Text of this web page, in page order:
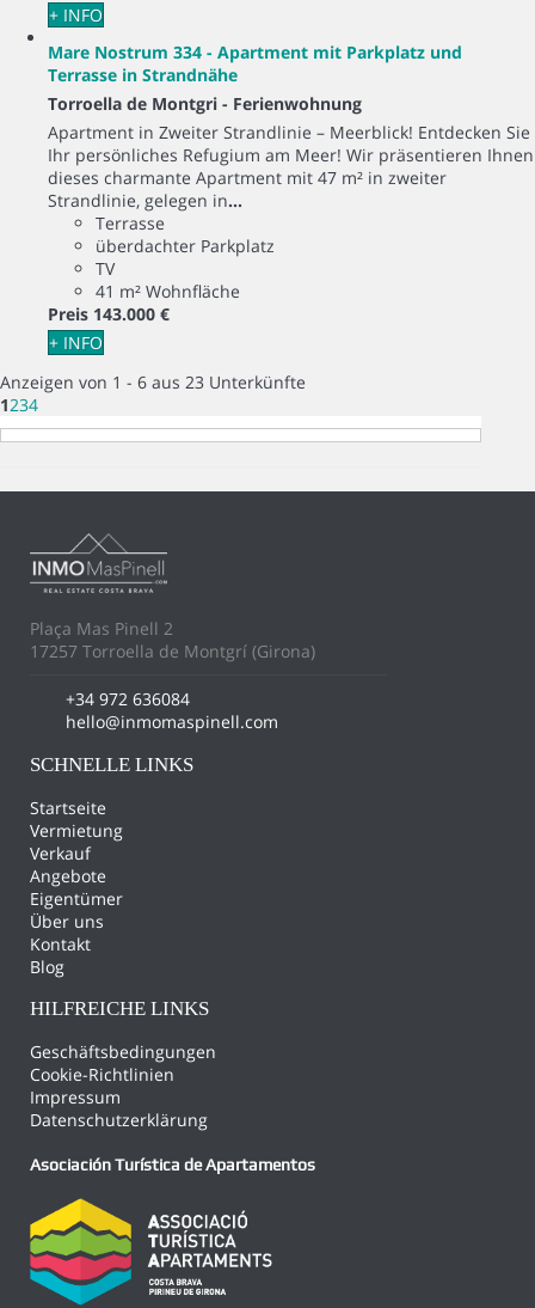
+ INFO
Mare Nostrum 334 - Apartment mit Parkplatz und
Terrasse in Strandnähe
Torroella de Montgri - Ferienwohnung
Apartment in Zweiter Strandlinie – Meerblick! Entdecken Sie
Ihr persönliches Refugium am Meer! Wir präsentieren Ihnen
dieses charmante Apartment mit 47 m² in zweiter
Strandlinie, gelegen in...
Terrasse
überdachter Parkplatz
TV
41 m² Wohnfläche
Preis 143.000 €
+ INFO
Anzeigen von 1 - 6 aus 23 Unterkünfte
1234
Plaça Mas Pinell 2
17257 Torroella de Montgrí (Girona)
+34 972 636084
hello@inmomaspinell.com
SCHNELLE LINKS
Startseite
Vermietung
Verkauf
Angebote
Eigentümer
Über uns
Kontakt
Blog
HILFREICHE LINKS
Geschäftsbedingungen
Cookie-Richtlinien
Impressum
Datenschutzerklärung
Asociación Turística de Apartamentos